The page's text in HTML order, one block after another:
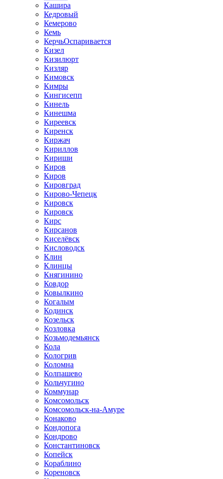
Кашира
Кедровый
Кемерово
Кемь
КерчьОспаривается
Кизел
Кизилюрт
Кизляр
Кимовск
Кимры
Кингисепп
Кинель
Кинешма
Киреевск
Киренск
Киржач
Кириллов
Кириши
Киров
Киров
Кировград
Кирово-Чепецк
Кировск
Кировск
Кирс
Кирсанов
Киселёвск
Кисловодск
Клин
Клинцы
Княгинино
Ковдор
Ковылкино
Когалым
Кодинск
Козельск
Козловка
Козьмодемьянск
Кола
Кологрив
Коломна
Колпашево
Кольчугино
Коммунар
Комсомольск
Комсомольск-на-Амуре
Конаково
Кондопога
Кондрово
Константиновск
Копейск
Кораблино
Кореновск